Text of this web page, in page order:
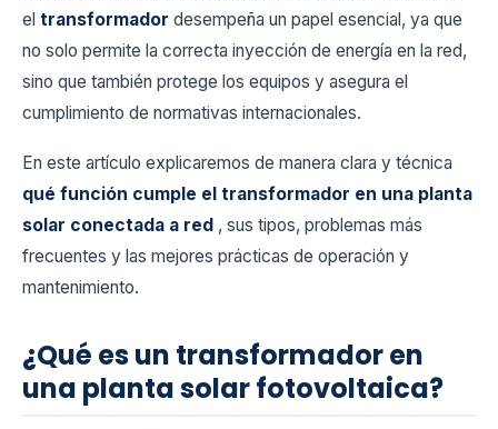
el transformador desempeña un papel esencial, ya que
no solo permite la correcta inyección de energía en la red,
sino que también protege los equipos y asegura el
cumplimiento de normativas internacionales.
En este artículo explicaremos de manera clara y técnica
qué función cumple el transformador en una planta
solar conectada a red , sus tipos, problemas más
frecuentes y las mejores prácticas de operación y
mantenimiento.
¿Qué es un transformador en
una planta solar fotovoltaica?